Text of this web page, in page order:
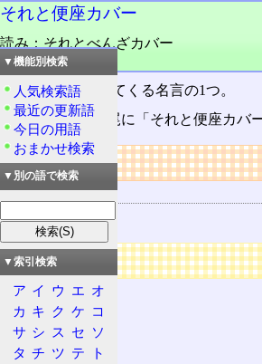
それと便座カバー
読み：それとべんざカバー
品詞：名詞
CLANNAD
に出てくる名言の1つ。
春原陽平に "語尾に「それと便座カバ
リンク
関連する用語
CLANNAD
広告
▼機能別検索
人気検索語
最近の更新語
今日の用語
おまかせ検索
▼別の語で検索
▼索引検索
ア イ ウ エ オ
カ キ ク ケ コ
サ シ ス セ ソ
タ チ ツ テ
ト